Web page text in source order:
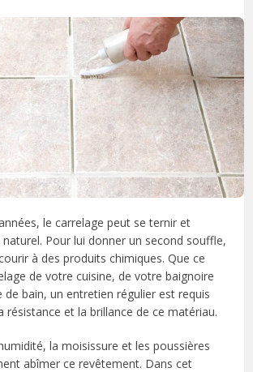
le carrelage peut se ternir et
Pour lui donner un second souffle,
à des produits chimiques. Que ce
de votre cuisine, de votre baignoire
de bain, un entretien régulier est requis
résistance et la brillance de ce matériau.
la moisissure et les poussières
abîmer ce revêtement. Dans cet